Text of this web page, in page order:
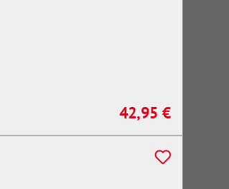
Regulärer Preis:
42,95 €